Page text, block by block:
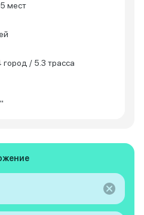
мест
/ 5.3 трасса